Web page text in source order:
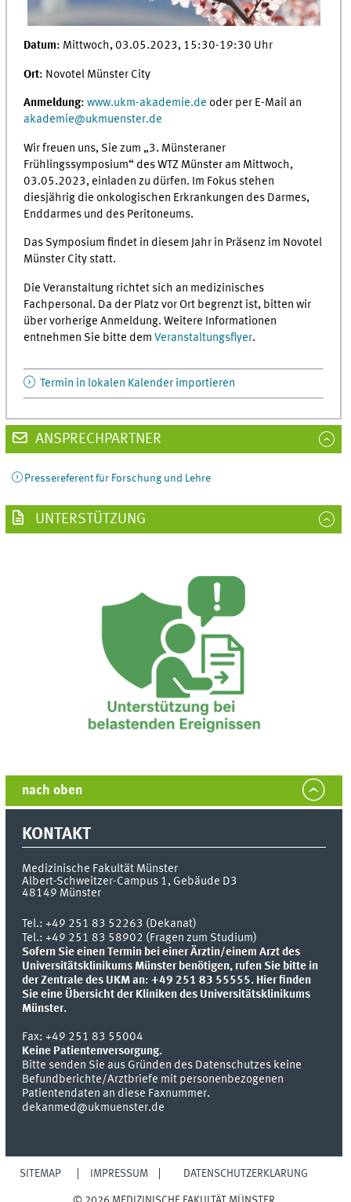
Datum: Mittwoch, 03.05.2023, 15:30-19:30 Uhr
Ort: Novotel Münster City
Anmeldung:www.ukm-akademie.de oder per E-Mail an
akademie@­ukmuenster.­de
Wir freuen uns, Sie zum „3. Münsteraner
Frühlingssymposium“ des WTZ Münster am Mittwoch,
03.05.2023, einladen zu dürfen. Im Fokus stehen
diesjährig die onkologischen Erkrankungen des Darmes,
Enddarmes und des Peritoneums.
Das Symposium findet in diesem Jahr in Präsenz im Novotel
Münster City statt.
Die Veranstaltung richtet sich an medizinisches
Fachpersonal. Da der Platz vor Ort begrenzt ist, bitten wir
über vorherige Anmeldung. Weitere Informationen
entnehmen Sie bitte demVeranstaltungsflyer.
Termin in lokalen Kalender importieren
ANSPRECHPARTNER
Pressereferent für Forschung und Lehre
UNTERSTÜTZUNG
nach oben
KONTAKT
Medizinische Fakultät Münster
Albert-Schweitzer-Campus 1, Gebäude D3
48149 Münster
Tel.:+49 251 83 52263 (Dekanat)
Tel.: +49 251 83 58902 (Fragen zum Studium)
Sofern Sie einen Termin bei einer Ärztin/einem Arzt des
Universitätsklinikums Münster benötigen, rufen Sie bitte in
der Zentrale des UKM an: +49 251 83 55555. Hier finden
Sie eine Übersicht der Kliniken des Universitätsklinikums
Münster.
Fax:+49 251 83 55004
Keine Patientenversorgung.
Bitte senden Sie aus Gründen des Datenschutzes keine
Befundberichte/Arztbriefe mit personenbezogenen
Patientendaten an diese Faxnummer.
dekanmed@ukmuenster.de
SITEMAP IMPRESSUM DATENSCHUTZERKLÄRUNG